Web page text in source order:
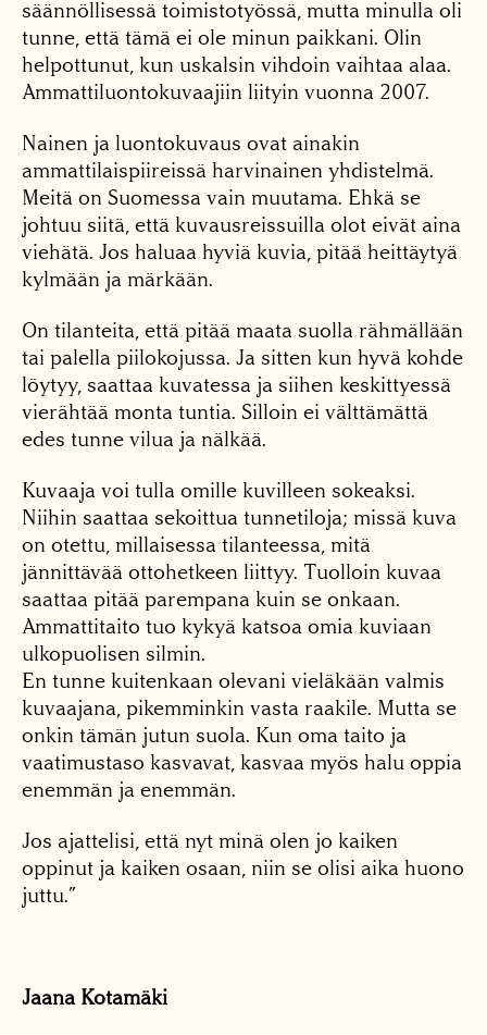
säännöllisessä toimistotyössä, mutta minulla oli
tunne, että tämä ei ole minun paikkani. Olin
helpottunut, kun uskalsin vihdoin vaihtaa alaa.
Ammattiluontokuvaajiin liityin vuonna 2007.
Nainen ja luontokuvaus ovat ainakin
ammattilaispiireissä harvinainen yhdistelmä.
Meitä on Suomessa vain muutama. Ehkä se
johtuu siitä, että kuvausreissuilla olot eivät aina
viehätä. Jos haluaa hyviä kuvia, pitää heittäytyä
kylmään ja märkään.
On tilanteita, että pitää maata suolla rähmällään
tai palella piilokojussa. Ja sitten kun hyvä kohde
löytyy, saattaa kuvatessa ja siihen keskittyessä
vierähtää monta tuntia. Silloin ei välttämättä
edes tunne vilua ja nälkää.
Kuvaaja voi tulla omille kuvilleen sokeaksi.
Niihin saattaa sekoittua tunnetiloja; missä kuva
on otettu, millaisessa tilanteessa, mitä
jännittävää ottohetkeen liittyy. Tuolloin kuvaa
saattaa pitää parempana kuin se onkaan.
Ammattitaito tuo kykyä katsoa omia kuviaan
ulkopuolisen silmin.
En tunne kuitenkaan olevani vieläkään valmis
kuvaajana, pikemminkin vasta raakile. Mutta se
onkin tämän jutun suola. Kun oma taito ja
vaatimustaso kasvavat, kasvaa myös halu oppia
enemmän ja enemmän.
Jos ajattelisi, että nyt minä olen jo kaiken
oppinut ja kaiken osaan, niin se olisi aika huono
juttu.”
Jaana Kotamäki